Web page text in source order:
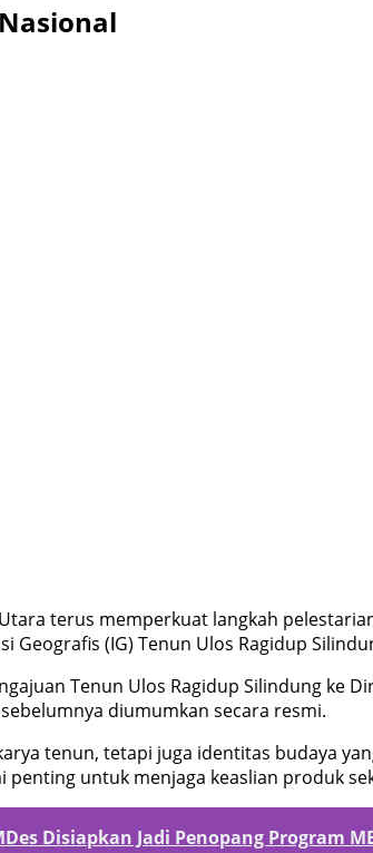
terus memperkuat langkah
(IG) Tenun Ulos Ragidup
Tenun Ulos Ragidup Silindung ke
diumumkan secara resmi.
tenun, tetapi juga identitas budaya
untuk menjaga keaslian produk
Disiapkan Jadi Penopang Program